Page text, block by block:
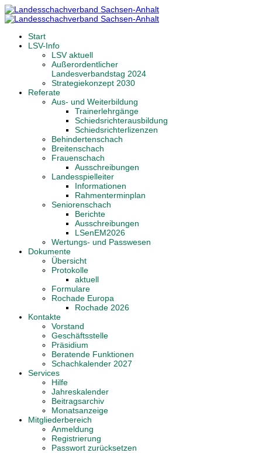
Start
LSV-Info
LSV aktuell
Außerordentlicher
Landesverbandstag 2024
Strategiekonzept 2030
Referate
Aus- und Weiterbildung
Trainerlehrgänge
Schiedsrichterausbildung
Schiedsrichterlizenzen
Behindertenschach
Breitenschach
Frauenschach
Ausschreibungen
Landesspielleiter
Informationen
Rahmenterminplan
Seniorenschach
Berichte
Ausschreibungen
LSenEM2026
Wertungs- und Passwesen
Dokumente
Übersicht
Protokolle
aktuell
Formulare
Rochade Europa
Rochade 2026
Kontakte
Vorstand
Geschäftsstelle
Präsidium
Beratende Funktionen
Schachkalender 2027
Services
Hilfe
Jahreskalender
Beitragsarchiv
Monatsanzeige
Mitgliederbereich
Anmeldung
Registrierung
Passwort zurücksetzen